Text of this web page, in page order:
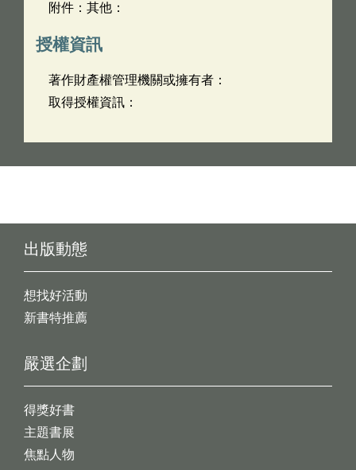
附件：其他：
授權資訊
著作財產權管理機關或擁有者：
取得授權資訊：
出版動態
想找好活動
新書特推薦
嚴選企劃
得獎好書
主題書展
焦點人物